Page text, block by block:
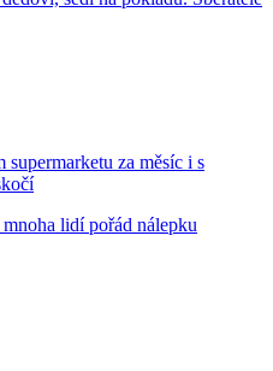
za měsíc i s
lidí pořád nálepku